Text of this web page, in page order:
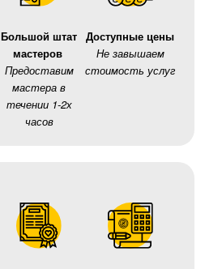
Большой штат
мастеров
Предоставим
мастера в
течении 1-2х
часов
Доступные цены
Не завышаем
стоимость услуг